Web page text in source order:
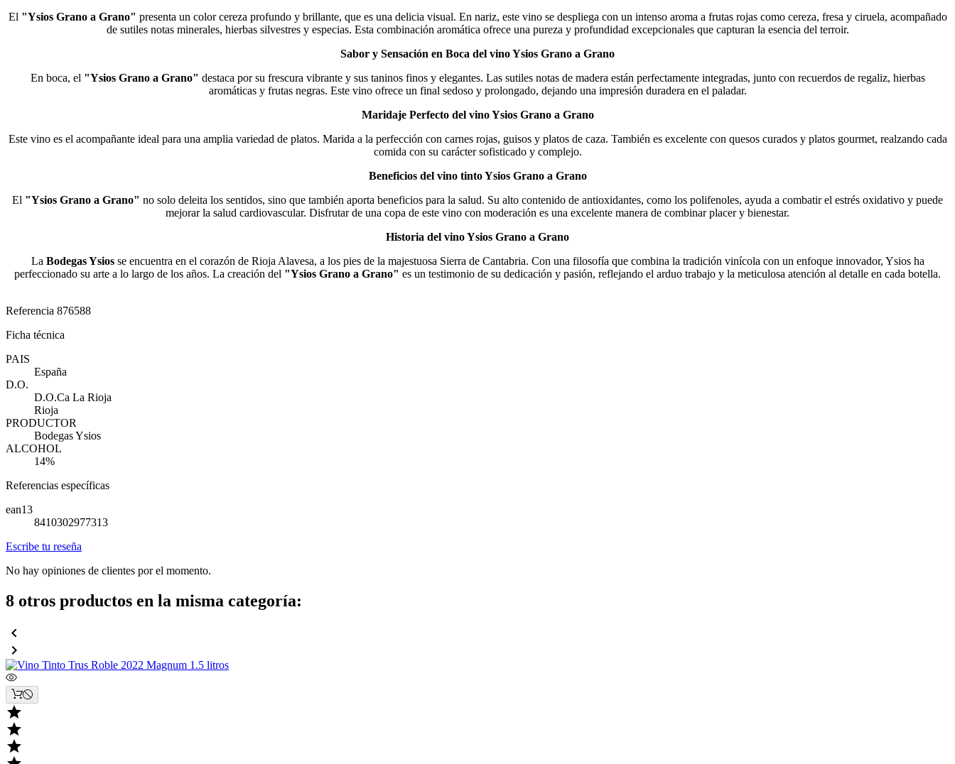
El "Ysios Grano a Grano" presenta un color cereza profundo y brillante, que es una delicia visual. En nariz, este vino se despliega con un intenso aroma a frutas rojas como cereza, fresa y ciruela, acompañado
de sutiles notas minerales, hierbas silvestres y especias. Esta combinación aromática ofrece una pureza y profundidad excepcionales que capturan la esencia del terroir.
Sabor y Sensación en Boca del vino Ysios Grano a Grano
En boca, el "Ysios Grano a Grano" destaca por su frescura vibrante y sus taninos finos y elegantes. Las sutiles notas de madera están perfectamente integradas, junto con recuerdos de regaliz, hierbas
aromáticas y frutas negras. Este vino ofrece un final sedoso y prolongado, dejando una impresión duradera en el paladar.
Maridaje Perfecto del vino Ysios Grano a Grano
Este vino es el acompañante ideal para una amplia variedad de platos. Marida a la perfección con carnes rojas, guisos y platos de caza. También es excelente con quesos curados y platos gourmet, realzando cada
comida con su carácter sofisticado y complejo.
Beneficios del vino tinto Ysios Grano a Grano
El "Ysios Grano a Grano" no solo deleita los sentidos, sino que también aporta beneficios para la salud. Su alto contenido de antioxidantes, como los polifenoles, ayuda a combatir el estrés oxidativo y puede
mejorar la salud cardiovascular. Disfrutar de una copa de este vino con moderación es una excelente manera de combinar placer y bienestar.
Historia del vino Ysios Grano a Grano
La Bodegas Ysiosse encuentra en el corazón de Rioja Alavesa, a los pies de la majestuosa Sierra de Cantabria. Con una filosofía que combina la tradición vinícola con un enfoque innovador, Ysios ha
perfeccionado su arte a lo largo de los años. La creación del "Ysios Grano a Grano" es un testimonio de su dedicación y pasión, reflejando el arduo trabajo y la meticulosa atención al detalle en cada botella.
Referencia 876588
Ficha técnica
PAIS
España
D.O.
D.O.Ca La Rioja
Rioja
PRODUCTOR
Bodegas Ysios
ALCOHOL
14%
Referencias específicas
ean13
8410302977313
Escribe tu reseña
No hay opiniones de clientes por el momento.
8 otros productos en la misma categoría:




